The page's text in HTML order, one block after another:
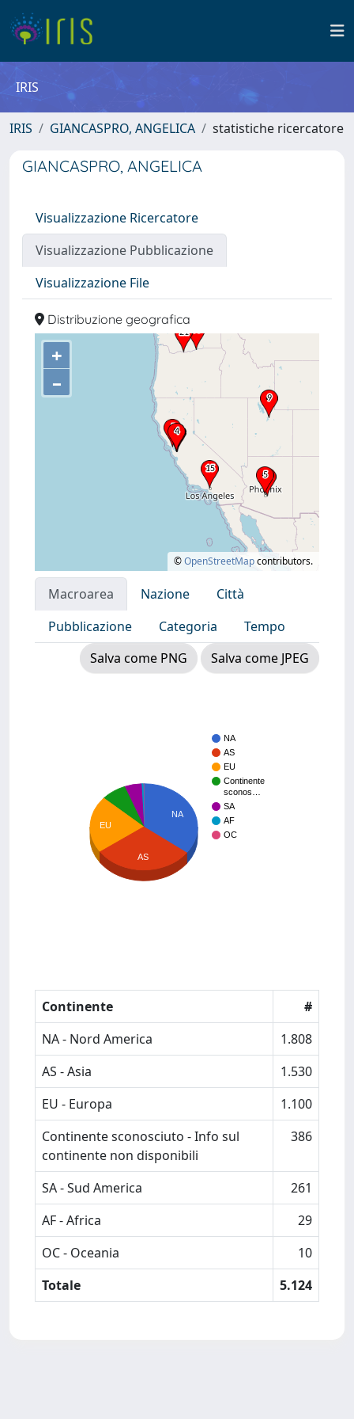
IRIS
IRIS GIANCASPRO, ANGELICA statistiche ricercatore
GIANCASPRO, ANGELICA
Visualizzazione Ricercatore
Visualizzazione Pubblicazione
Visualizzazione File
Distribuzione geografica
+
–
©OpenStreetMapcontributors.
Macroarea Nazione
Città
Pubblicazione
Categoria
Tempo
Salva come PNG
Salva come JPEG
NA
AS
EU
Continente
sconos…
SA
AF
OC
NA
EU
AS
Continente
#
NA - Nord America
1.808
AS - Asia
1.530
EU - Europa
1.100
Continente sconosciuto - Info sul
continente non disponibili
386
SA - Sud America
261
AF - Africa
29
OC - Oceania
10
Totale
5.124